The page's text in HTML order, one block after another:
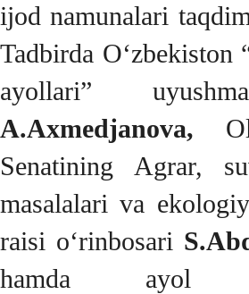
ijod namunalari
Tadbirda O‘zbekiston
ayollari”
A.Axmedjanova,
Senatining Agrar,
masalalari va
raisi o‘rinbosari
hamda ayol